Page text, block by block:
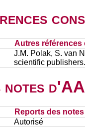
Autres références
J.M. Polak, S. van
scientific
notes
Reports des
Autorisé